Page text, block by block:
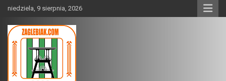
Skip
content
niedziela, 9 sierpnia, 2026